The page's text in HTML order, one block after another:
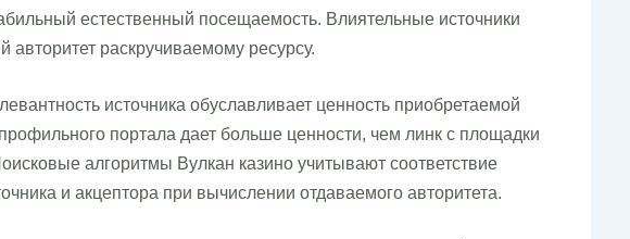
естественный посещаемость. Влиятельные источники
авторитет раскручиваемому ресурсу.
источника обуславливает ценность приобретаемой
портала дает больше ценности, чем линк с площадки
алгоритмы Вулкан казино учитывают соответствие
и акцептора при вычислении отдаваемого авторитета.